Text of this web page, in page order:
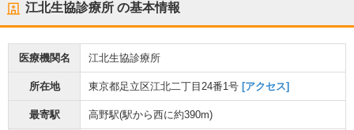
江北生協診療所 の基本情報
医療機関名 江北生協診療所
所在地 東京都足立区江北二丁目24番1号 [アクセス]
最寄駅 高野駅(駅から西に約390m)